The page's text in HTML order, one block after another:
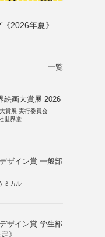
2026年夏》
一覧
絵画大賞展 2026
賞展 実行委員会
世界堂
ザイン賞 一般部
ミカル
ザイン賞 学生部
》